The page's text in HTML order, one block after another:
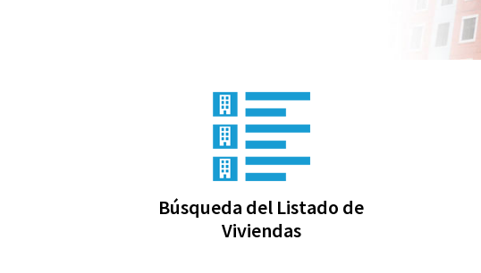
Búsqueda del Listado de
Viviendas